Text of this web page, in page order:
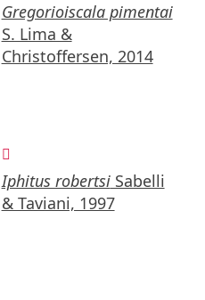
Gregorioiscala pimentai
S. Lima &
Christoffersen, 2014
Iphitus robertsiSabelli
& Taviani, 1997